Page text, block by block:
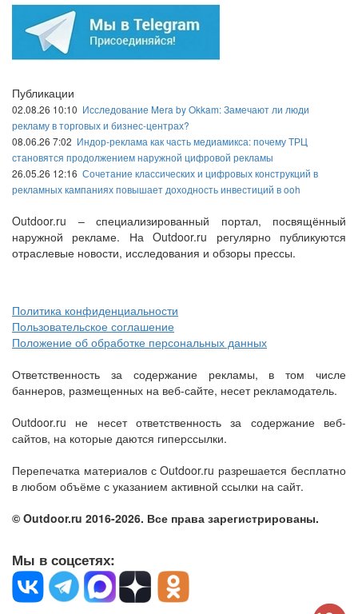
Публикации
02.08.26 10:10 Исследование Mera by Okkam: Замечают ли люди
рекламу в торговых и бизнес-центрах?
08.06.26 7:02 Индор-реклама как часть медиамикса: почему ТРЦ
становятся продолжением наружной цифровой рекламы
26.05.26 12:16 Сочетание классических и цифровых конструкций в
рекламных кампаниях повышает доходность инвестиций в ooh
Outdoor.ru – специализированный портал, посвящённый
наружной рекламе. На Outdoor.ru регулярно публикуются
отраслевые новости, исследования и обзоры прессы.
Политика конфиденциальности
Пользовательское соглашение
Положение об обработке персональных данных
Ответственность за содержание рекламы, в том числе
баннеров, размещенных на веб-сайте, несет рекламодатель.
Outdoor.ru не несет ответственность за содержание веб-
сайтов, на которые даются гиперссылки.
Перепечатка материалов с Outdoor.ru разрешается бесплатно
в любом объёме с указанием активной ссылки на сайт.
© Outdoor.ru 2016-2026. Все права зарегистрированы.
Мы в соцсетях: